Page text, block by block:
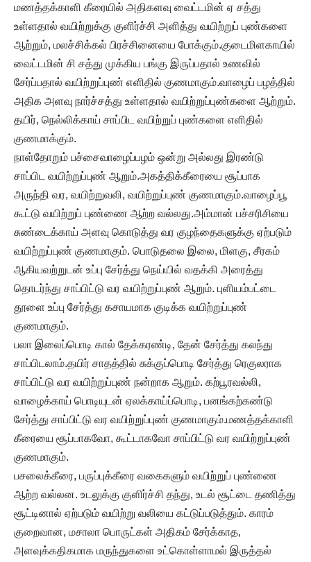
மணத்தக்காளி கீரையில் அதிகளவு வைட்டமின் ஏ சத்து
உள்ளதால் வயிற்றுக்கு குளிர்ச்சி அளித்து வயிற்றுப் புண்களை
ஆற்றும், மலச்சிக்கல் பிரச்சினையை போக்கும்.குடைமிளகாயில்
வைட்டமின் சி சத்து முக்கிய பங்கு இருப்பதால் உணவில்
சேர்ப்பதால் வயிற்றுப்புண் எளிதில் குணமாகும்.வாழைப் பழத்தில்
அதிக அளவு நார்ச்சத்து உள்ளதால் வயிற்றுப்புண்களை ஆற்றும்.
தயிர், நெல்லிக்காய் சாப்பிட வயிற்றுப் புண்களை எளிதில்
குணமாக்கும்.
நாள்தோறும் பச்சைவாழைப்பழம் ஒன்று அல்லது இரண்டு
சாப்பிட வயிற்றுப்புண் ஆறும்.அகத்திக்கீரையை சூப்பாக
அருந்தி வர, வயிற்றுவலி, வயிற்றுப்புண் குணமாகும்.வாழைப்பூ
கூட்டு வயிற்றுப் புண்ணை ஆற்ற வல்லது.அம்மான் பச்சரிசியை
சுண்டைக்காய் அளவு கொடுத்து வர குழந்தைகளுக்கு ஏற்படும்
வயிற்றுப்புண் குணமாகும். பொடுதலை இலை, மிளகு, சீரகம்
ஆகியவற்றுடன் உப்பு சேர்த்து நெய்யில் வதக்கி அரைத்து
தொடர்ந்து சாப்பிட்டு வர வயிற்றுப்புண் ஆறும். புளியம்பட்டை
தூளை உப்பு சேர்த்து கசாயமாக குடிக்க வயிற்றுப்புண்
குணமாகும்.
பலா இலைப்பொடி கால் தேக்கரண்டி, தேன் சேர்த்து கலந்து
சாப்பிடலாம்.தயிர் சாதத்தில் சுக்குப்பொடி சேர்த்து ரெகுலராக
சாப்பிட்டு வர வயிற்றுப்புண் நன்றாக ஆறும். கற்பூரவல்லி,
வாழைக்காய் பொடியுடன் ஏலக்காய்ப்பொடி, பனங்கற்கண்டு
சேர்த்து சாப்பிட்டு வர வயிற்றுப்புண் குணமாகும்.மணத்தக்காளி
கீரையை சூப்பாகவோ, கூட்டாகவோ சாப்பிட்டு வர வயிற்றுப்புண்
குணமாகும்.
பசலைக்கீரை, பருப்புக்கீரை வகைகளும் வயிற்றுப் புண்ணை
ஆற்ற வல்லன. உடலுக்கு குளிர்ச்சி தந்து, உடல் சூட்டை தணித்து
சூட்டினால் ஏற்படும் வயிற்று வலியை கட்டுப்படுத்தும். காரம்
குறைவான, மசாலா பொருட்கள் அதிகம் சேர்க்காத,
அளவுக்கதிகமாக மருந்துகளை உட்கொள்ளாமல் இருத்தல்